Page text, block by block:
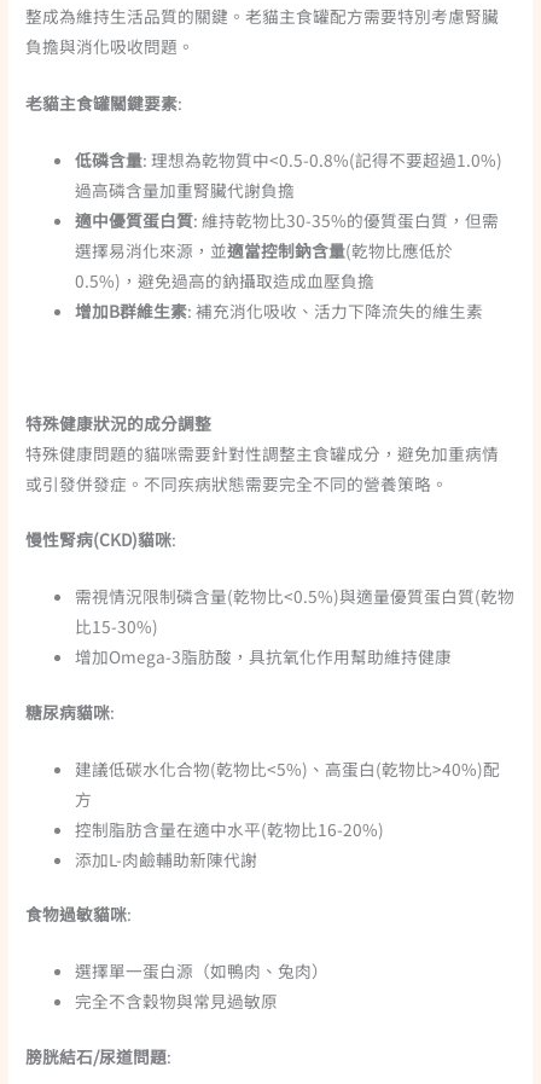
整成為維持生活品質的關鍵。老貓主食罐配方需要特別考慮腎臟
負擔與消化吸收問題。
老貓主食罐關鍵要素:
低磷含量: 理想為乾物質中<0.5-0.8%(記得不要超過1.0%)
過高磷含量加重腎臟代謝負擔
適中優質蛋白質: 維持乾物比30-35%的優質蛋白質，但需
選擇易消化來源，並適當控制鈉含量(乾物比應低於
0.5%)，避免過高的鈉攝取造成血壓負擔
增加B群維生素: 補充消化吸收、活力下降流失的維生素
特殊健康狀況的成分調整
特殊健康問題的貓咪需要針對性調整主食罐成分，避免加重病情
或引發併發症。不同疾病狀態需要完全不同的營養策略。
慢性腎病(CKD)貓咪:
需視情況限制磷含量(乾物比<0.5%)與適量優質蛋白質(乾物
比15-30%)
增加Omega-3脂肪酸，具抗氧化作用幫助維持健康
糖尿病貓咪:
建議低碳水化合物(乾物比<5%)、高蛋白(乾物比>40%)配
方
控制脂肪含量在適中水平(乾物比16-20%)
添加L-肉鹼輔助新陳代謝
食物過敏貓咪:
選擇單一蛋白源（如鴨肉、兔肉）
完全不含穀物與常見過敏原
膀胱結石/尿道問題: